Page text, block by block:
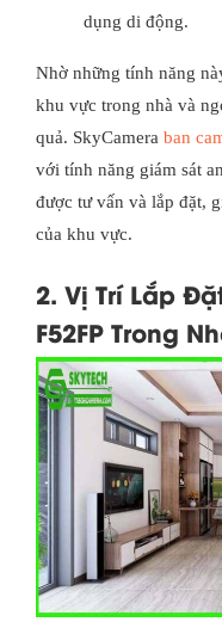
dụng di động.
Nhờ những tính năng
khu vực trong nhà và
quả. SkyCamera ban
với tính năng giám sát
được tư vấn và lắp đặt,
của khu vực.
2. Vị Trí Lắp
F52FP Trong